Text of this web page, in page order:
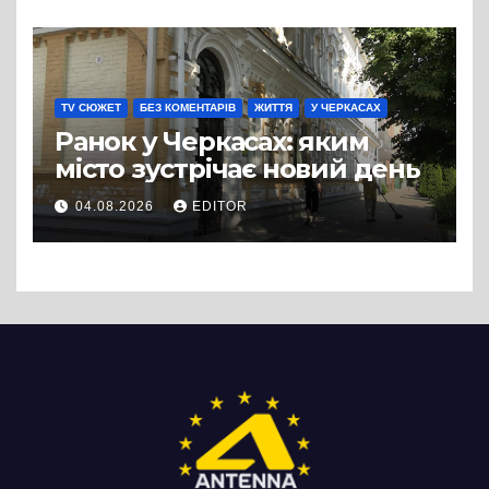
TV СЮЖЕТ БЕЗ КОМЕНТАРІВ ЖИТТЯ У ЧЕРКАСАХ
Ранок у Черкасах: яким
місто зустрічає новий день
04.08.2026 EDITOR